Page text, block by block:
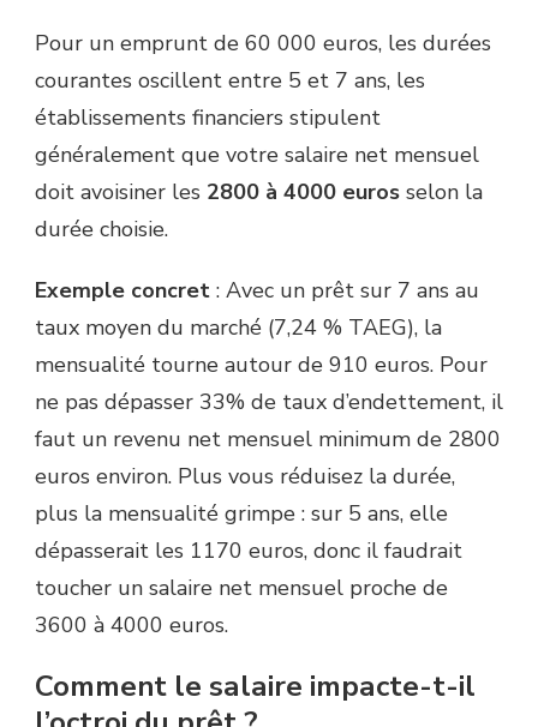
Pour un emprunt de 60 000 euros, les durées
courantes oscillent entre 5 et 7 ans, les
établissements financiers stipulent
généralement que votre salaire net mensuel
doit avoisiner les 2800 à 4000 euros selon la
durée choisie.
Exemple concret : Avec un prêt sur 7 ans au
taux moyen du marché (7,24 % TAEG), la
mensualité tourne autour de 910 euros. Pour
ne pas dépasser 33% de taux d’endettement, il
faut un revenu net mensuel minimum de 2800
euros environ. Plus vous réduisez la durée,
plus la mensualité grimpe : sur 5 ans, elle
dépasserait les 1170 euros, donc il faudrait
toucher un salaire net mensuel proche de
3600 à 4000 euros.
Comment le salaire impacte-t-il